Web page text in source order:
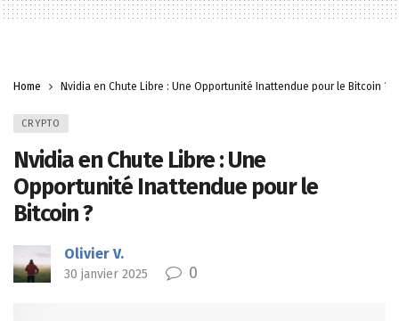
Home Nvidia en Chute Libre : Une Opportunité Inattendue pour le Bitcoin ?
CRYPTO
Nvidia en Chute Libre : Une
Opportunité Inattendue pour le
Bitcoin ?
Olivier V.
30 janvier 2025 0